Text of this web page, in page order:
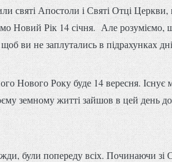
святі Апостоли і Святі Отці
Новий Рік 14 січня. Але
ви не заплутались в підрахунках
Нового Року буде 14 вересня.
земному житті зайшов в цей день
були попереду всіх. Починаючи зі